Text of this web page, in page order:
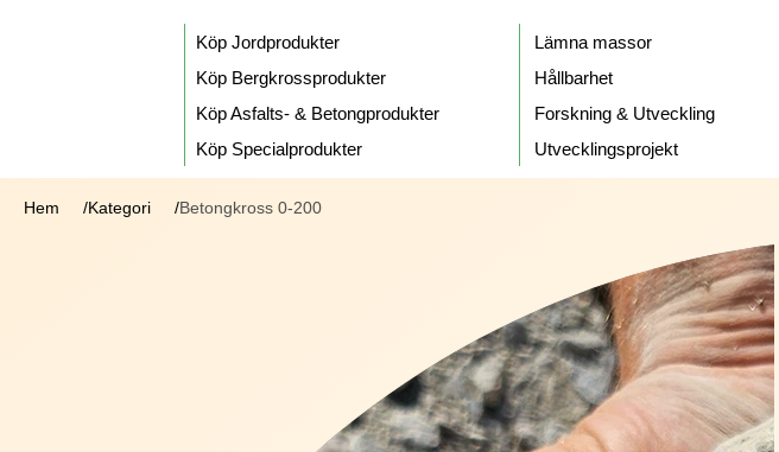
Lämna massor
Hållbarhet
Forskning & Utveckling
Utvecklingsprojekt
Köp Jordprodukter
Köp Bergkrossprodukter
Köp Asfalts- & Betongprodukter
Köp Specialprodukter
/
Hem /
Kategori Betongkross 0-200